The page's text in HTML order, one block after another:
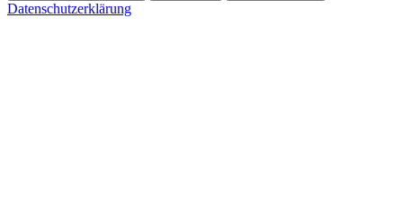
Datenschutzerklärung